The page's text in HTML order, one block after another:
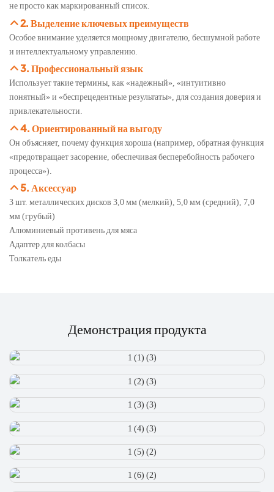
не просто как маркированный список.
2. Выделение ключевых преимуществ
Особое внимание уделяется мощному двигателю, бесшумной работе
и интеллектуальному управлению.
3. Профессиональный язык
Использует такие термины, как «надежный», «интуитивно
понятный» и «беспрецедентные результаты», для создания доверия и
привлекательности.
4. Ориентированный на выгоду
Он объясняет, почему функция хороша (например, обратная функция
«предотвращает засорение, обеспечивая бесперебойность рабочего
процесса»).
5. Аксессуар
3 шт. металлических дисков 3,0 мм (мелкий), 5,0 мм (средний), 7,0
мм (грубый)
Алюминиевый противень для мяса
Адаптер для колбасы
Толкатель еды
Демонстрация продукта